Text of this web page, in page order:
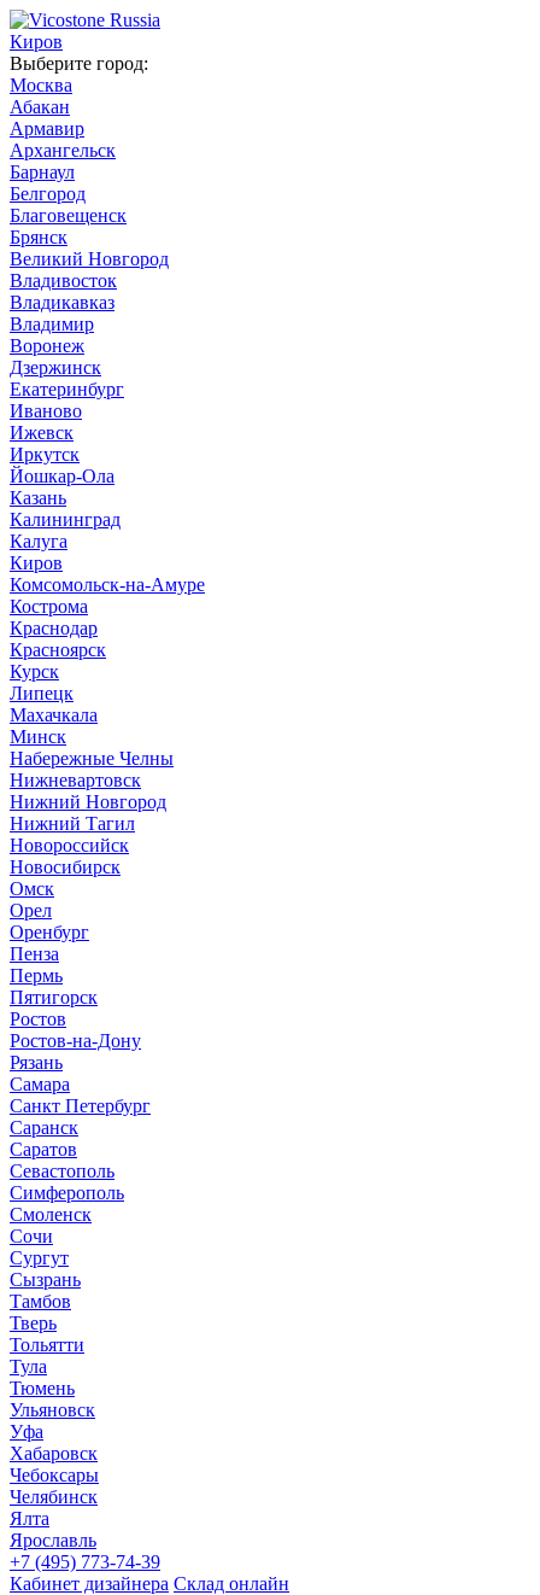
Киров
Выберите город:
Москва
Абакан
Армавир
Архангельск
Барнаул
Белгород
Благовещенск
Брянск
Великий Новгород
Владивосток
Владикавказ
Владимир
Воронеж
Дзержинск
Екатеринбург
Иваново
Ижевск
Иркутск
Йошкар-Ола
Казань
Калининград
Калуга
Киров
Комсомольск-на-Амуре
Кострома
Краснодар
Красноярск
Курск
Липецк
Махачкала
Минск
Набережные Челны
Нижневартовск
Нижний Новгород
Нижний Тагил
Новороссийск
Новосибирск
Омск
Орел
Оренбург
Пенза
Пермь
Пятигорск
Ростов
Ростов-на-Дону
Рязань
Самара
Санкт Петербург
Саранск
Саратов
Севастополь
Симферополь
Смоленск
Сочи
Сургут
Сызрань
Тамбов
Тверь
Тольятти
Тула
Тюмень
Ульяновск
Уфа
Хабаровск
Чебоксары
Челябинск
Ялта
Ярославль
+7 (495) 773-74-39
Кабинет дизайнера Склад онлайн